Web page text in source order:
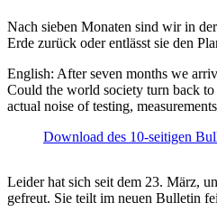
Nach sieben Monaten sind wir in
Erde zurück oder entlässt sie den
English: After seven months we
Could the world society turn back to
actual noise of testing,
Download des 10-seitigen
Leider hat sich seit dem 23. März,
gefreut. Sie teilt im neuen Bulletin